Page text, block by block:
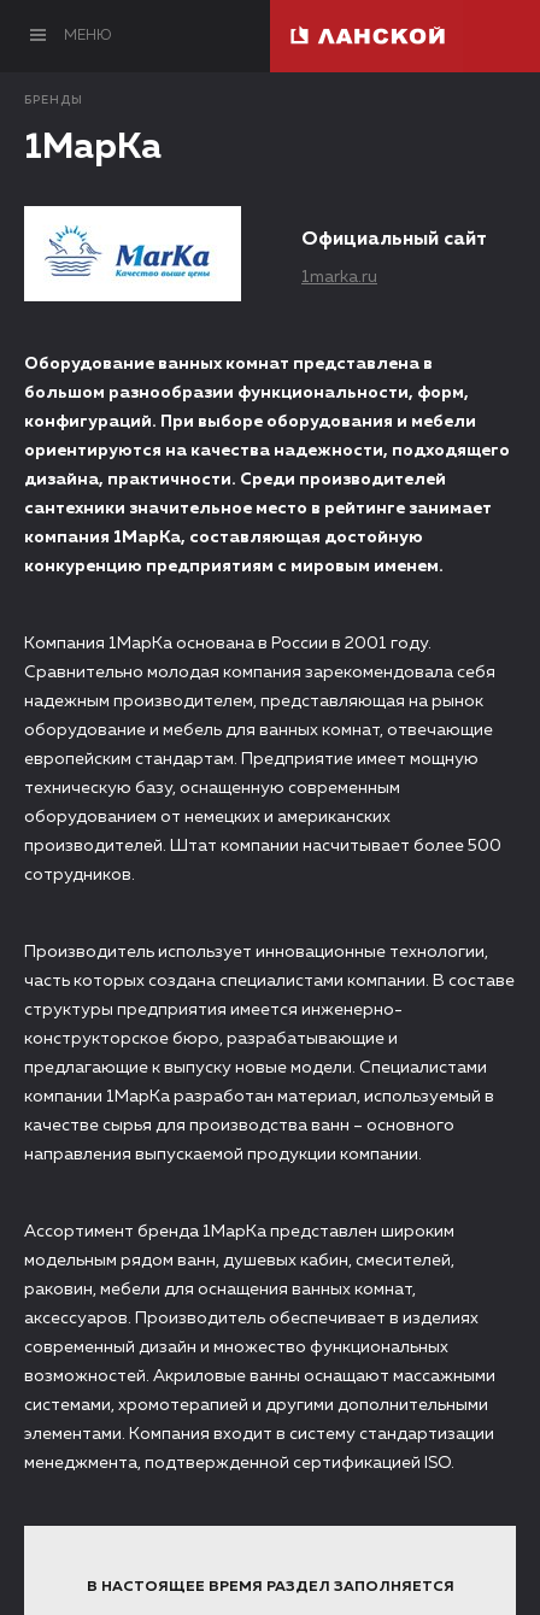
МЕНЮ
БРЕНДЫ
1МарКа
Официальный сайт
1marka.ru
Оборудование ванных комнат представлена в
большом разнообразии функциональности, форм,
конфигураций. При выборе оборудования и мебели
ориентируются на качества надежности, подходящего
дизайна, практичности. Среди производителей
сантехники значительное место в рейтинге занимает
компания 1МарКа, составляющая достойную
конкуренцию предприятиям с мировым именем.
Компания 1МарКа основана в России в 2001 году.
Сравнительно молодая компания зарекомендовала себя
надежным производителем, представляющая на рынок
оборудование и мебель для ванных комнат, отвечающие
европейским стандартам. Предприятие имеет мощную
техническую базу, оснащенную современным
оборудованием от немецких и американских
производителей. Штат компании насчитывает более 500
сотрудников.
Производитель использует инновационные технологии,
часть которых создана специалистами компании. В составе
структуры предприятия имеется инженерно-
конструкторское бюро, разрабатывающие и
предлагающие к выпуску новые модели. Специалистами
компании 1МарКа разработан материал, используемый в
качестве сырья для производства ванн – основного
направления выпускаемой продукции компании.
Ассортимент бренда 1МарКа представлен широким
модельным рядом ванн, душевых кабин, смесителей,
раковин, мебели для оснащения ванных комнат,
аксессуаров. Производитель обеспечивает в изделиях
современный дизайн и множество функциональных
возможностей. Акриловые ванны оснащают массажными
системами, хромотерапией и другими дополнительными
элементами. Компания входит в систему стандартизации
менеджмента, подтвержденной сертификацией ISO.
В НАСТОЯЩЕЕ ВРЕМЯ РАЗДЕЛ ЗАПОЛНЯЕТСЯ